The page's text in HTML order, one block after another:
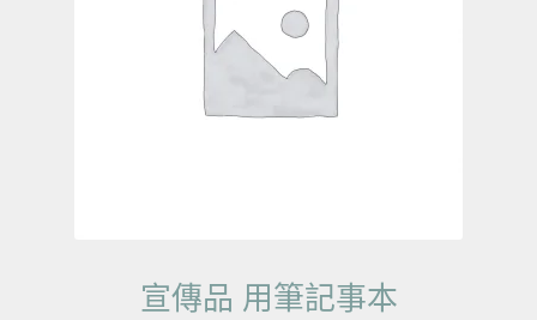
宣傳品 用筆記事本